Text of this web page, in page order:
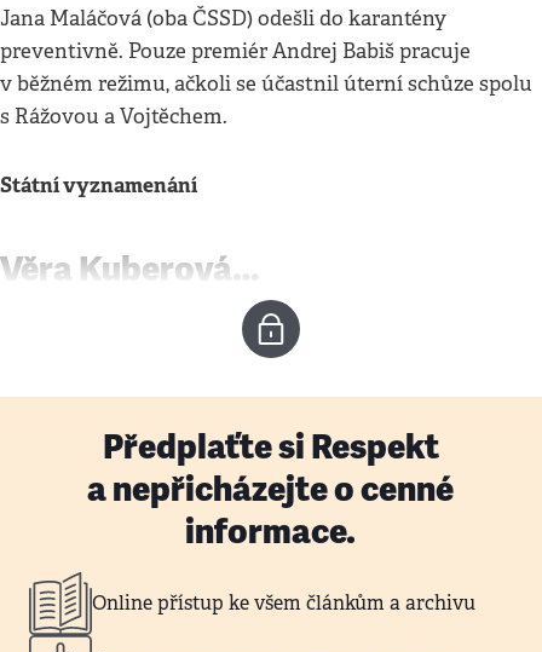
Jana Maláčová (oba ČSSD) odešli do karantény
preventivně. Pouze premiér Andrej Babiš pracuje
v běžném režimu, ačkoli se účastnil úterní schůze spolu
s Rážovou a Vojtěchem.
Státní vyznamenání
Věra Kuberová…
Předplaťte si Respekt
a nepřicházejte o cenné
informace.
Online přístup ke všem článkům a archivu